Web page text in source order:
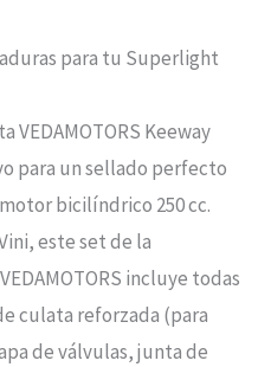
para tu Superlight
VEDAMOTORS Keeway
para un sellado perfecto
bicilíndrico 250 cc.
este set de la
incluye todas
culata reforzada (para
de válvulas, junta de